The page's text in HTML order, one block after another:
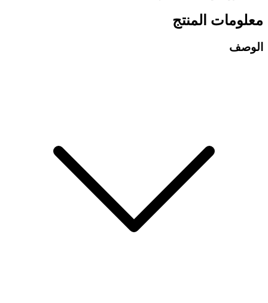
معلومات المنتج
الوصف